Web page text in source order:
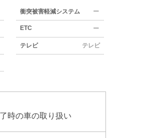
衝突被害軽減システム ー
ETC ー
テレビ テレビ
時の車の取り扱い